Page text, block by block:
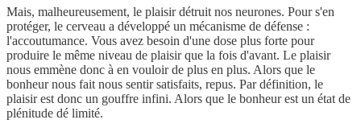
Mais, malheureusement, le plaisir détruit nos neurones. Pour s'en
protéger, le cerveau a développé un mécanisme de défense :
l'accoutumance. Vous avez besoin d'une dose plus forte pour
produire le même niveau de plaisir que la fois d'avant. Le plaisir
nous emmène donc à en vouloir de plus en plus. Alors que le
bonheur nous fait nous sentir satisfaits, repus. Par définition, le
plaisir est donc un gouffre infini. Alors que le bonheur est un état de
plénitude dé limité.